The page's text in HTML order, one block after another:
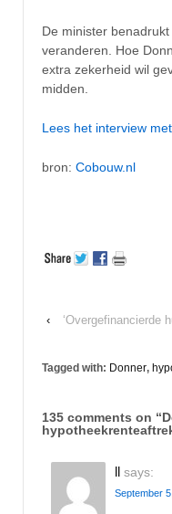
De minister
veranderen. Hoe
extra zekerheid wil
midden.
Lees het interview
bron: Cobouw.nl
‹
‘Overgefinancierde
Tagged with: Donner,
135 comments on “
ll says:
September